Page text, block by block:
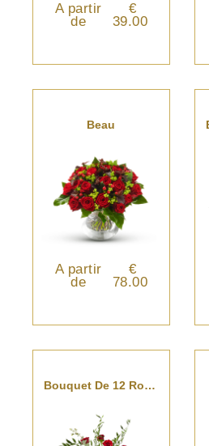
A partir
de
€
39.00
Beau
A partir
de
€
78.00
Bouquet De 12 Roses Rouges